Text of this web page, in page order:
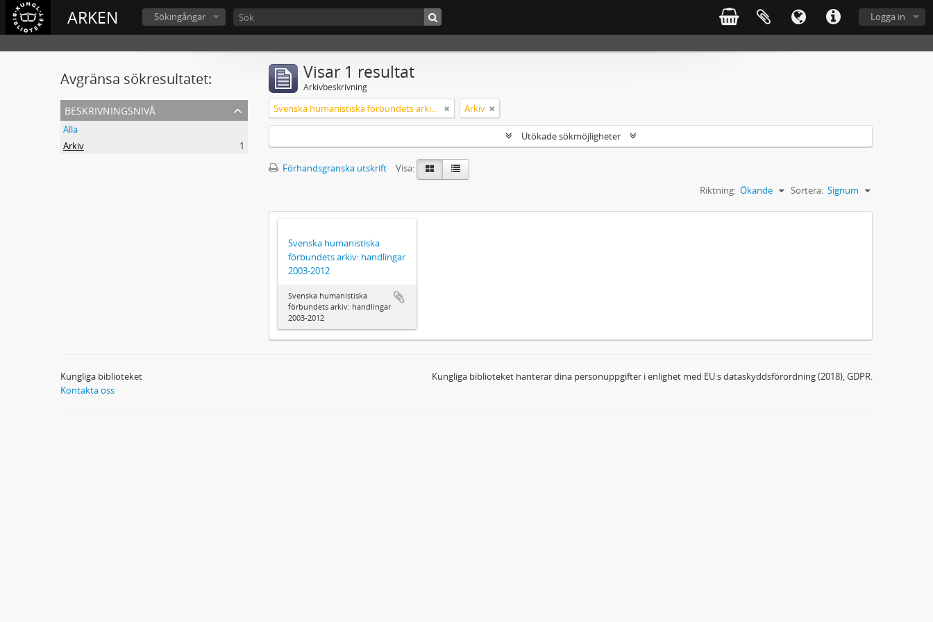
ARKEN Logga in
Sökingångar
Avgränsa sökresultatet:
beskrivningsnivå
Alla
Arkiv
1
Visar 1 resultat
Arkivbeskrivning
Svenska humanistiska förbundets arkiv: handlingar 2003-2012 Arkiv
Utökade sökmöjligheter
Förhandsgranska utskrift
Visa:
Sortera: Signum
Riktning: Ökande
Svenska humanistiska
förbundets arkiv: handlingar
2003-2012
Svenska humanistiska
förbundets arkiv: handlingar
2003-2012
Kungliga biblioteket
Kontakta oss
Kungliga biblioteket hanterar dina personuppgifter i enlighet med EU:s dataskyddsförordning (2018), GDPR.